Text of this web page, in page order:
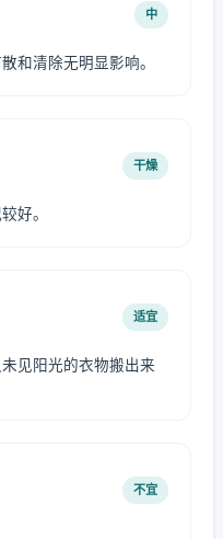
中
和清除无明显影响。
干燥
好。
适宜
见阳光的衣物搬出来
不宜